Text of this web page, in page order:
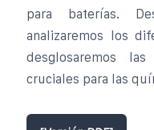
para baterías.
analizaremos los
desglosaremos
cruciales para las